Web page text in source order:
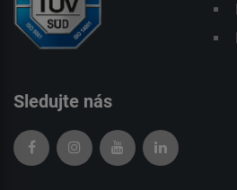
Sledujte nás